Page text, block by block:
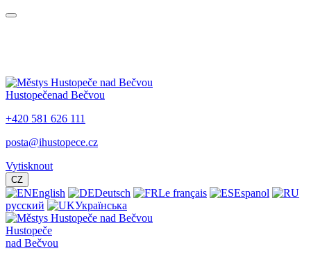
Hustopečenad Bečvou
+420 581 626 111
posta@ihustopece.cz
Vytisknout
CZ
English Deutsch Le français
Espanol
русский
Українська
Hustopeče
nad Bečvou